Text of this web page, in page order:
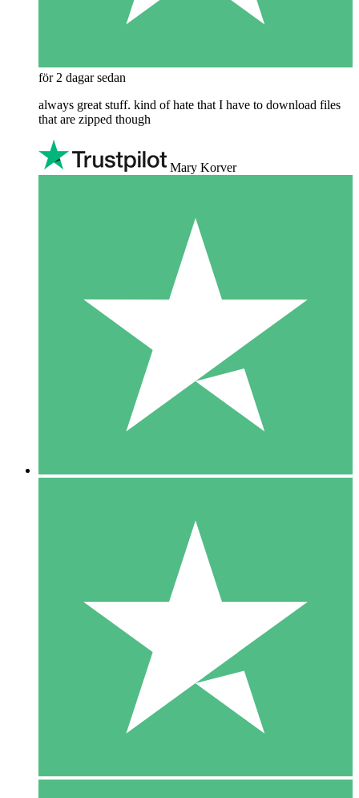
för 2 dagar sedan
always great stuff. kind of hate that I have to download files
that are zipped though
Mary Korver